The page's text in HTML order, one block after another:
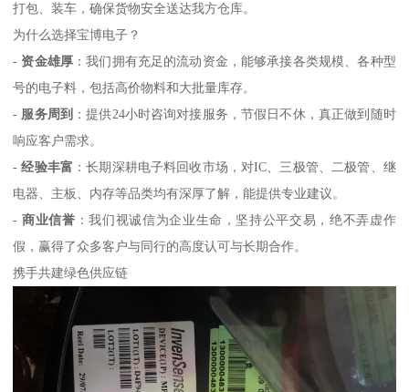
打包、装车，确保货物安全送达我方仓库。
为什么选择宝博电子？
- 资金雄厚 ：我们拥有充足的流动资金，能够承接各类规模、各种型
号的电子料，包括高价物料和大批量库存。
- 服务周到 ：提供24小时咨询对接服务，节假日不休，真正做到随时
响应客户需求。
-经验丰富 ：长期深耕电子料回收市场，对IC、三极管、二极管、继
电器、主板、内存等品类均有深厚了解，能提供专业建议。
- 商业信誉 ：我们视诚信为企业生命，坚持公平交易，绝不弄虚作
假，赢得了众多客户与同行的高度认可与长期合作。
携手共建绿色供应链